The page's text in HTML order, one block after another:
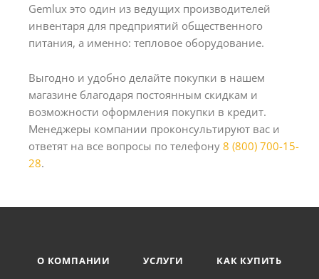
Gemlux это один из ведущих производителей
инвентаря для предприятий общественного
питания, а именно: тепловое оборудование.
Выгодно и удобно делайте покупки в нашем
магазине благодаря постоянным скидкам и
возможности оформления покупки в кредит.
Менеджеры компании проконсультируют вас и
ответят на все вопросы по телефону 8 (800) 700-15-
28.
О КОМПАНИИ УСЛУГИ
КАК КУПИТЬ